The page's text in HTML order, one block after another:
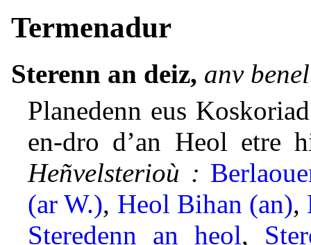
Termenadur
Sterenn an deiz, anv
Planedenn eus
en-dro d’an Heol etre
Heñvelsterioù :
(ar W.), Heol Bihan (an),
Steredenn an heol,